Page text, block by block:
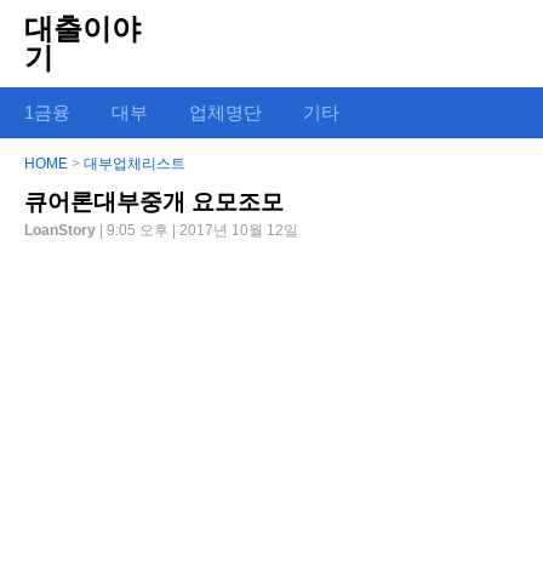
대출이야
기
1금융 대부 업체명단 기타
HOME > 대부업체리스트
큐어론대부중개 요모조모
LoanStory | 9:05 오후 | 2017년 10월 12일